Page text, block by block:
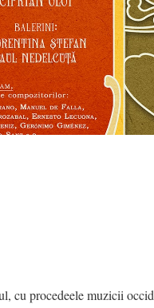
cu procedeele muzicii